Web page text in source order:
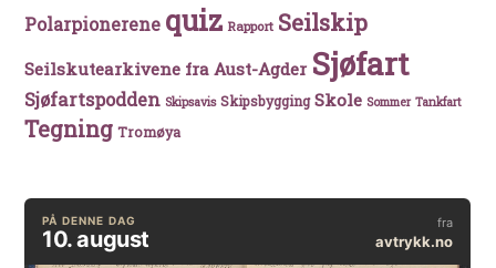
Polarpionerene quiz Rapport Seilskip
Seilskutearkivene fra Aust-Agder Sjøfart
Sjøfartspodden Skipsavis Skipsbygging Skole Sommer Tankfart
Tegning Tromøya